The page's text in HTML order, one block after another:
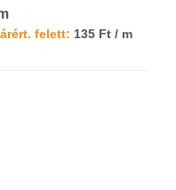
felett: 135 Ft / m